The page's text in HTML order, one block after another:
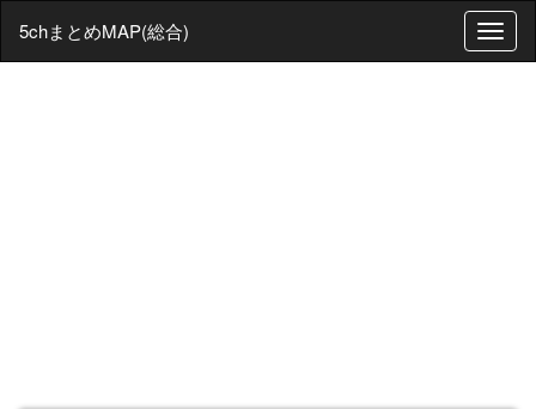
T
o
5chまとめMAP(総合)